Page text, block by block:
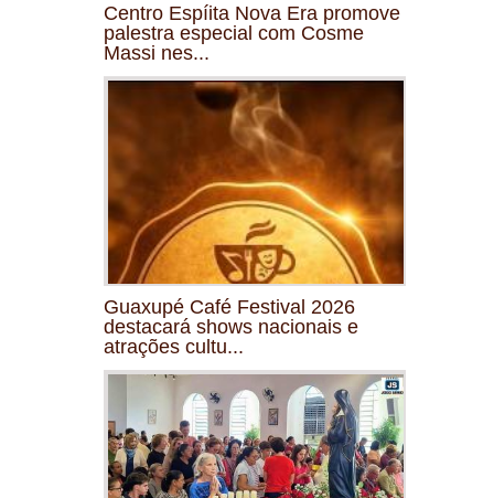
Centro Espíita Nova Era promove
palestra especial com Cosme
Massi nes...
Guaxupé Café Festival 2026
destacará shows nacionais e
atrações cultu...